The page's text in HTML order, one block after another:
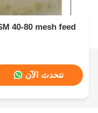
40-80 mesh feed
نتحدث الآن